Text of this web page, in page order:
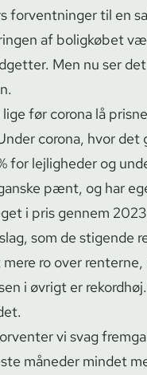
forventninger til en
af boligkøbet
Men nu ser
før corona lå
corona, hvor
for lejligheder og
pænt, og har
i pris gennem
som de
ro over
i øvrigt er
vi svag
måneder mindet